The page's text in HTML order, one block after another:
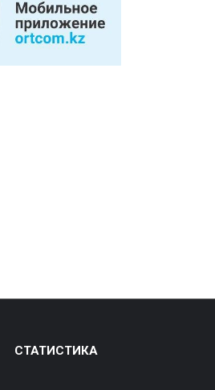
СТАТИСТИКА